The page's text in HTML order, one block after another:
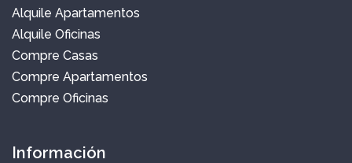
Alquile Apartamentos
Alquile Oficinas
Compre Casas
Compre Apartamentos
Compre Oficinas
Información